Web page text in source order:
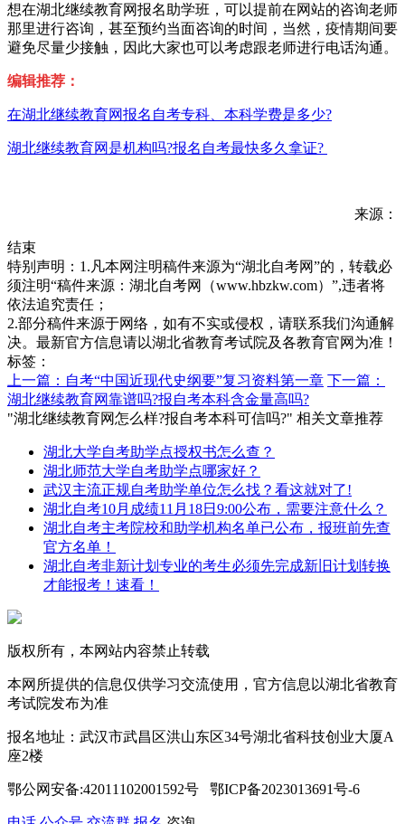
想在湖北继续教育网报名助学班，可以提前在网站的咨询老师
那里进行咨询，甚至预约当面咨询的时间，当然，疫情期间要
避免尽量少接触，因此大家也可以考虑跟老师进行电话沟通。
编辑推荐：
在湖北继续教育网报名自考专科、本科学费是多少?
湖北继续教育网是机构吗?报名自考最快多久拿证?
来源：
结束
特别声明：1.凡本网注明稿件来源为“湖北自考网”的，转载必
须注明“稿件来源：湖北自考网（www.hbzkw.com）”,违者将
依法追究责任；
2.部分稿件来源于网络，如有不实或侵权，请联系我们沟通解
决。最新官方信息请以湖北省教育考试院及各教育官网为准！
标签：
上一篇：自考“中国近现代史纲要”复习资料第一章 下一篇：
湖北继续教育网靠谱吗?报自考本科含金量高吗?
"湖北继续教育网怎么样?报自考本科可信吗?" 相关文章推荐
湖北大学自考助学点授权书怎么查？
湖北师范大学自考助学点哪家好？
武汉主流正规自考助学单位怎么找？看这就对了!
湖北自考10月成绩11月18日9:00公布，需要注意什么？
湖北自考主考院校和助学机构名单已公布，报班前先查
官方名单！
湖北自考非新计划专业的考生必须先完成新旧计划转换
才能报考！速看！
版权所有，本网站内容禁止转载
本网所提供的信息仅供学习交流使用，官方信息以湖北省教育
考试院发布为准
报名地址：武汉市武昌区洪山东区34号湖北省科技创业大厦A
座2楼
鄂公网安备:42011102001592号 鄂ICP备2023013691号-6